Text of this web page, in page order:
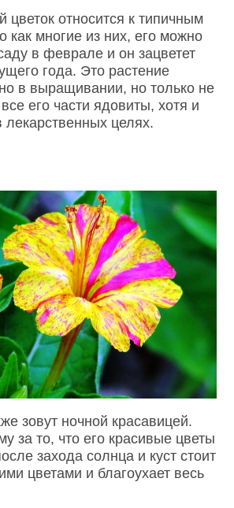
цветок относится к типичным
как многие из них, его можно
в феврале и он зацветет
года. Это растение
в выращивании, но только не
его части ядовиты, хотя и
лекарственных целях.
зовут ночной красавицей.
за то, что его красивые цветы
захода солнца и куст стоит
цветами и благоухает весь